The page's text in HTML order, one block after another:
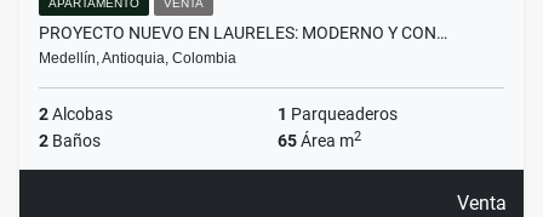
APARTAMENTO VENTA
PROYECTO NUEVO EN LAURELES: MODERNO Y CON…
Medellín, Antioquia, Colombia
2Alcobas 1 Parqueaderos
2 Baños 65Área m2
Venta